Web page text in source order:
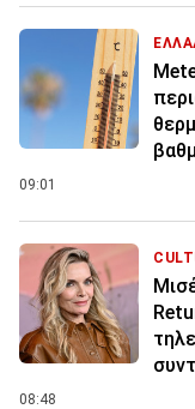
09:01
08:48